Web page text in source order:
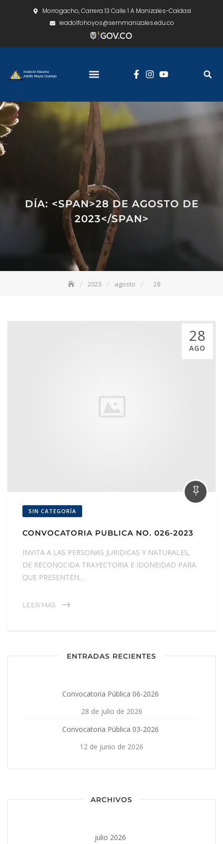
Morrogacho, Carrera 13 Calle 1 A Manizales-Caldas
ieadolfohoyos@semmanizales.edu.co
DÍA: <SPAN>28 DE AGOSTO DE
2023</SPAN>
2023 agosto 28
28
AGO
SIN CATEGORÍA
CONVOCATORIA PUBLICA NO. 026-2023
INVITA A LAS PERSONAS JURIDICAS Y NATURALES,
DE RECONOCIDA TRAYECTORIA E IDONEIDAD PARA
QUE PRESENTEN…
LEER MÁS
ENTRADAS RECIENTES
Convocatoria Pública 06-2026
28 de julio de 2026
Convocatoria Pública 03-2026
12 de junio de 2026
ARCHIVOS
julio 2026